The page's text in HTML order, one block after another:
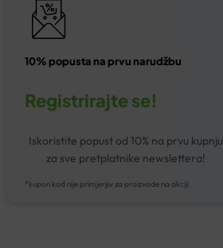
10% popusta na prvu narudžbu
Registrirajte se!
Iskoristite popust od 10% na prvu kupnju
za sve pretplatnike newslettera!
*kupon kod nije primjenjiv za proizvode na akciji